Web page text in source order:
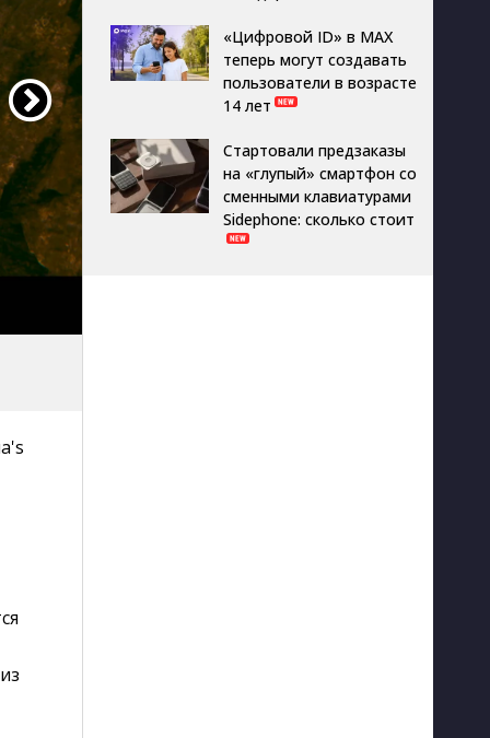
«Цифровой ID» в MAX
теперь могут создавать
пользователи в возрасте
14 лет
Стартовали предзаказы
на «глупый» смартфон со
сменными клавиатурами
Sidephone: сколько стоит